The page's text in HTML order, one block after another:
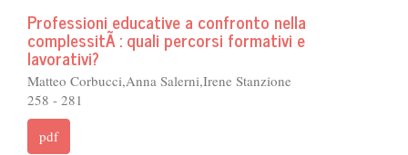
Professioni educative a confronto nella
complessitÃ : quali percorsi formativi e
lavorativi?
Matteo Corbucci,Anna Salerni,Irene Stanzione
258 - 281
pdf